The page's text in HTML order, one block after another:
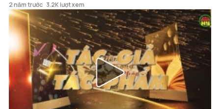
2 năm trước 3.2K lượt xem